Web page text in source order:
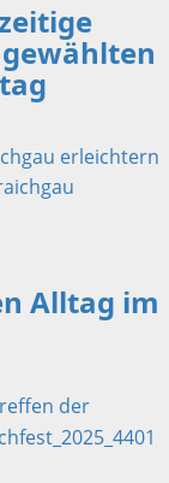
erleichtern
Alltag im
der